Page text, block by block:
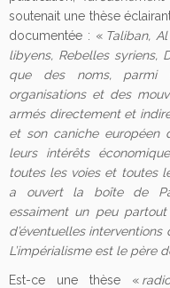
soutenait une thèse
documentée : « Taliban,
libyens, Rebelles syriens,
que des noms, parmi
organisations et des
armés directement et
et son caniche
leurs intérêts
toutes les voies et toutes
a ouvert la boîte de
essaiment un peu
d’éventuelles
L’impérialisme est le père
Est-ce une thèse «